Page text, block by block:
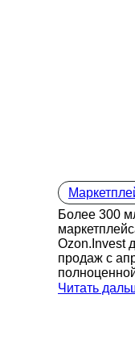
Более 300
Ozon.Invest
продаж с
Читать